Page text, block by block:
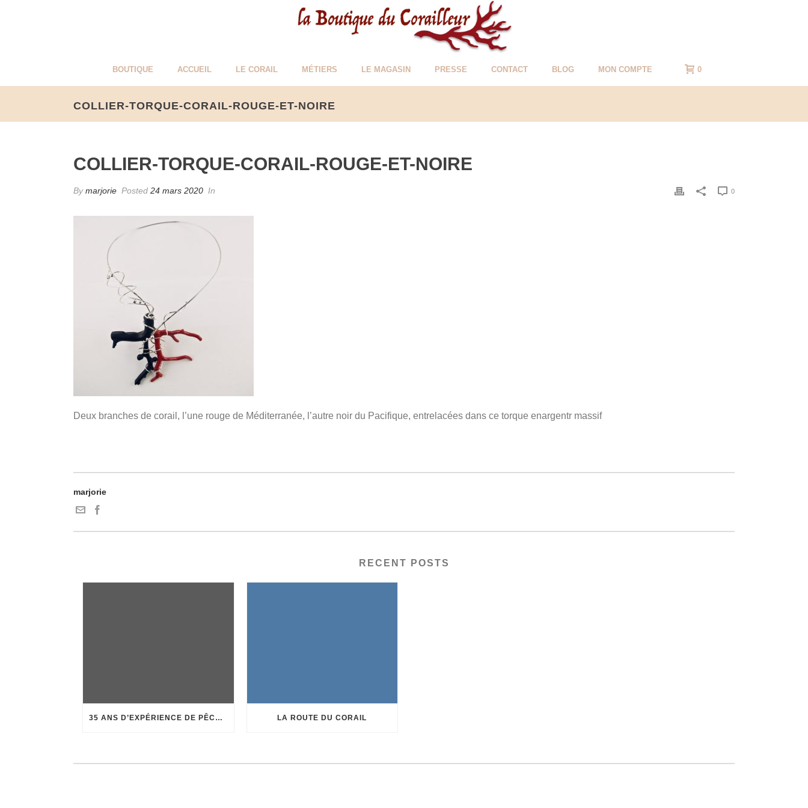
BOUTIQUE ACCUEIL LE CORAIL MÉTIERS LE MAGASIN PRESSE CONTACT BLOG MON COMPTE 0
COLLIER-TORQUE-CORAIL-ROUGE-ET-NOIRE
COLLIER-TORQUE-CORAIL-ROUGE-ET-NOIRE
Bymarjorie Posted 24 mars 2020 In 0
Deux branches de corail, l’une rouge de Méditerranée, l’autre noir du Pacifique, entrelacées dans ce torque enargentr massif
marjorie
RECENT POSTS
35 ANS D’EXPÉRIENCE DE PÊCHE AU CORAIL LA ROUTE DU CORAIL